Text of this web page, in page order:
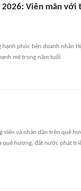
2026: Viên mãn với
hạnh phúc bên doanh nhân
mẽ trong năm tuổi.
viên và nhân dân trên quê
quê hương, đất nước phát